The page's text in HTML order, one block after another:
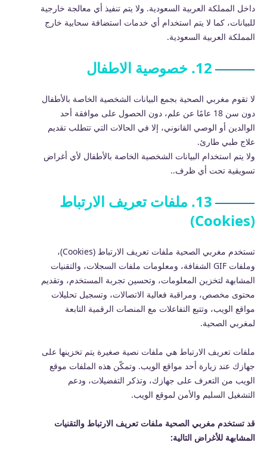
داخل المملكة العربية السعودية. ولا يتم تنفيذ أي معالجة خارجية
للبيانات، كما لا يتم استخدام أي خدمات استضافة سحابية خارج
المملكة العربية السعودية.
12. خصوصية الاطفال
لا تقوم مغربي الصحية بجمع البيانات الشخصية الخاصة بالأطفال
دون سن 18 عامًا عن علم، دون الحصول على موافقة أحد
الوالدين أو الوصي القانوني، إلا في الحالات التي تتطلب تقديم
علاج طبي طارئ.
ولا يتم استخدام البيانات الشخصية الخاصة بالأطفال لأي أغراض
تسويقية تحت أي ظرف..
13. ملفات تعريف الارتباط
(Cookies)
تستخدم مغربي الصحية ملفات تعريف الارتباط (Cookies)،
وملفات GIF الشفافة، ومعلومات ملفات السجلات، والتقنيات
المشابهة لتخزين المعلومات، وتحسين تجربة المستخدم، وتقديم
محتوى مخصص، ومراقبة فعالية الاتصالات، وتسجيل تحليلات
مواقع الويب، وتتبع التفاعلات مع المنصات الرقمية التابعة
لمغربي الصحية.
ملفات تعريف الارتباط هي ملفات نصية صغيرة يتم تخزينها على
جهازك عند زيارة أحد مواقع الويب. وتمكّن هذه الملفات موقع
الويب من التعرف على جهازك، وتذكر التفضيلات، ودعم
التشغيل السليم والأمن لموقع الويب.
قد تستخدم مغربي الصحية ملفات تعريف الارتباط والتقنيات
المشابهة للأغراض التالية: